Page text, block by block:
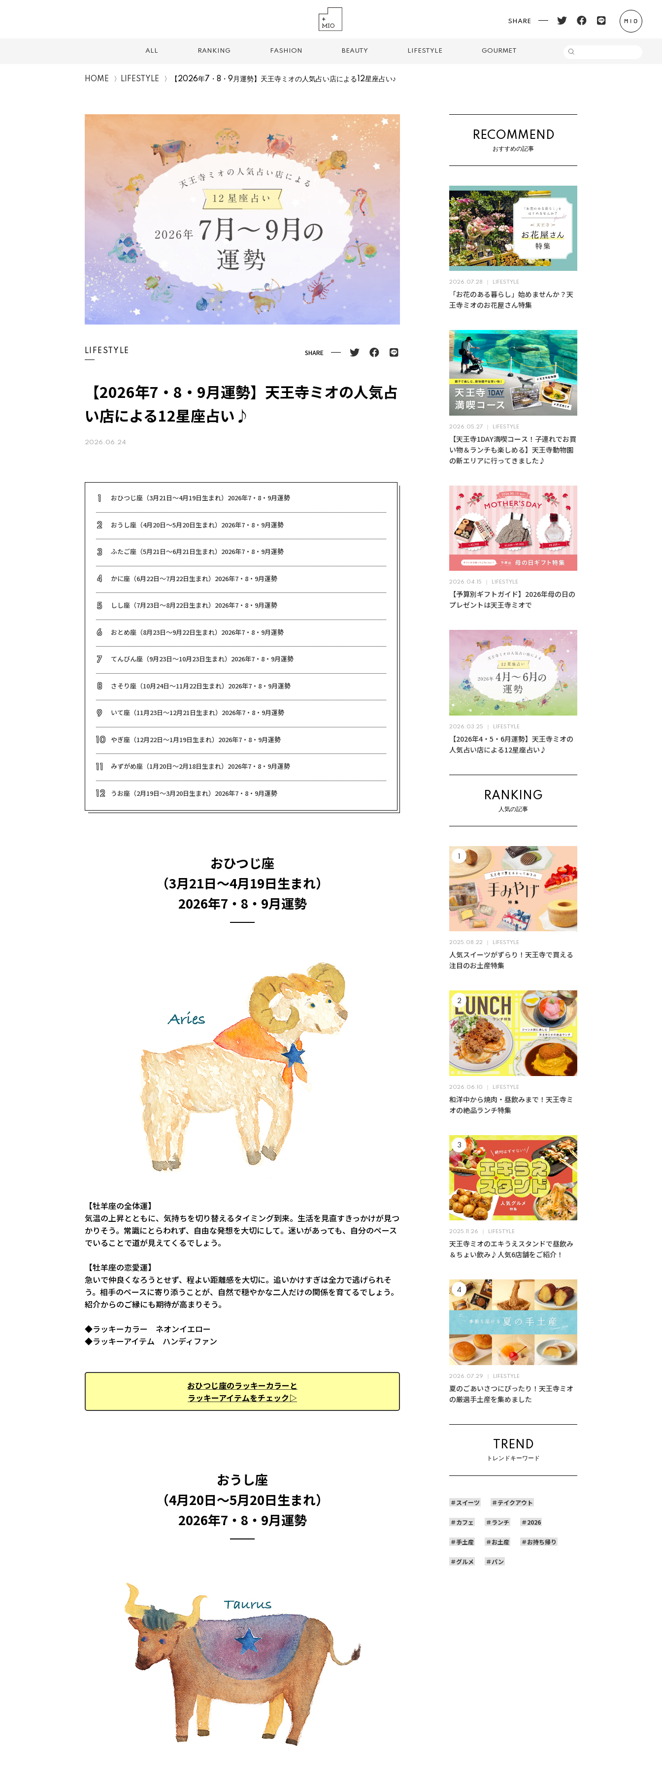
SHARE
ALL RANKING FASHION BEAUTY LIFESTYLE GOURMET
TREND TAG
カフェ ランチ 2026 手土産 お土産 お持ち帰り グルメ
HOME LIFESTYLE 【2026年7・8・9月運勢】天王寺ミオの人気占い店による12星座占い♪
LIFESTYLE SHARE
【2026年7・8・9月運勢】天王寺ミオの人気占
い店による12星座占い♪
2026.06.24
1 おひつじ座（3月21日～4月19日生まれ）2026年7・8・9月運勢
2 おうし座（4月20日～5月20日生まれ）2026年7・8・9月運勢
3 ふたご座（5月21日～6月21日生まれ）2026年7・8・9月運勢
4 かに座（6月22日～7月22日生まれ）2026年7・8・9月運勢
5 しし座（7月23日～8月22日生まれ）2026年7・8・9月運勢
6 おとめ座（8月23日～9月22日生まれ）2026年7・8・9月運勢
7 てんびん座（9月23日～10月23日生まれ）2026年7・8・9月運勢
8 さそり座（10月24日～11月22日生まれ）2026年7・8・9月運勢
9 いて座（11月23日～12月21日生まれ）2026年7・8・9月運勢
10 やぎ座（12月22日～1月19日生まれ）2026年7・8・9月運勢
11 みずがめ座（1月20日～2月18日生まれ）2026年7・8・9月運勢
12 うお座（2月19日～3月20日生まれ）2026年7・8・9月運勢
おひつじ座
（3月21日～4月19日生まれ）
2026年7・8・9月運勢
【牡羊座の全体運】
気温の上昇とともに、気持ちを切り替えるタイミング到来。生活を見直すきっかけが見つ
かりそう。常識にとらわれず、自由な発想を大切にして。迷いがあっても、自分のペース
でいることで道が見えてくるでしょう。
【牡羊座の恋愛運】
急いで仲良くなろうとせず、程よい距離感を大切に。追いかけすぎは全力で逃げられそ
う。相手のペースに寄り添うことが、自然で穏やかな二人だけの関係を育てるでしょう。
紹介からのご縁にも期待が高まりそう。
◆ラッキーカラー ネオンイエロー
◆ラッキーアイテム ハンディファン
おひつじ座のラッキーカラーと
ラッキーアイテムをチェック▷
おうし座
（4月20日～5月20日生まれ）
2026年7・8・9月運勢
RECOMMEND
おすすめの記事
2026.07.28 LIFESTYLE
「お花のある暮らし」始めませんか？天
王寺ミオのお花屋さん特集
2026.05.27 LIFESTYLE
【天王寺1DAY満喫コース！子連れでお買
い物＆ランチも楽しめる】天王寺動物園
の新エリアに行ってきました♪
2026.04.15 LIFESTYLE
【予算別ギフトガイド】2026年母の日の
プレゼントは天王寺ミオで
2026.03.25 LIFESTYLE
【2026年4・5・6月運勢】天王寺ミオの
人気占い店による12星座占い♪
RANKING
人気の記事
2025.08.22 LIFESTYLE
人気スイーツがずらり！天王寺で買える
注目のお土産特集
2026.06.10 LIFESTYLE
和洋中から焼肉・昼飲みまで！天王寺ミ
オの絶品ランチ特集
2025.11.26 LIFESTYLE
天王寺ミオのエキうえスタンドで昼飲み
＆ちょい飲み♪人気6店舗をご紹介！
2026.07.29 LIFESTYLE
夏のごあいさつにぴったり！天王寺ミオ
の厳選手土産を集めました
TREND
トレンドキーワード
スイーツ テイクアウト
カフェ ランチ 2026
手土産 お土産 お持ち帰り
グルメ パン